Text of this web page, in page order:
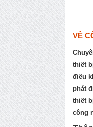
VỀ
thiết
điều
phát
thiết
công